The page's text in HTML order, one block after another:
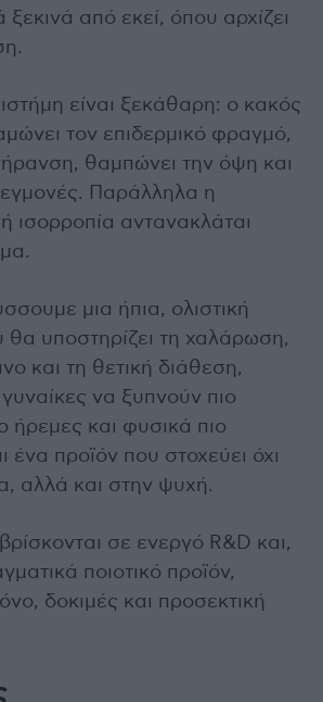
ξεκινά από εκεί, όπου αρχίζει
είναι ξεκάθαρη: ο κακός
τον επιδερμικό φραγμό,
θαμπώνει την όψη και
Παράλληλα η
ισορροπία αντανακλάται
μια ήπια, ολιστική
υποστηρίζει τη χαλάρωση,
και τη θετική διάθεση,
να ξυπνούν πιο
ήρεμες και φυσικά πιο
ένα προϊόν που στοχεύει όχι
αλλά και στην ψυχή.
σε ενεργό R&D και,
ποιοτικό προϊόν,
δοκιμές και προσεκτική